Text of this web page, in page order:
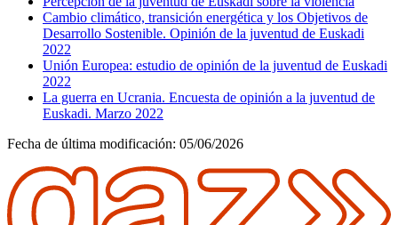
Cambio climático, transición energética y los Objetivos de
Desarrollo Sostenible. Opinión de la juventud de Euskadi
2022
Unión Europea: estudio de opinión de la juventud de Euskadi
2022
La guerra en Ucrania. Encuesta de opinión a la juventud de
Euskadi. Marzo 2022
Fecha de última modificación: 05/06/2026